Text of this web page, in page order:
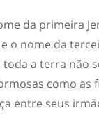
da primeira
o nome da
toda a terra não
como as
entre seus